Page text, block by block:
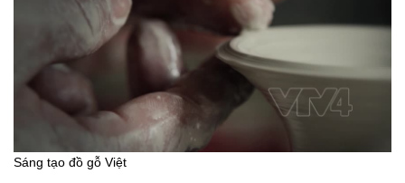
Sáng tạo đồ gỗ Việt